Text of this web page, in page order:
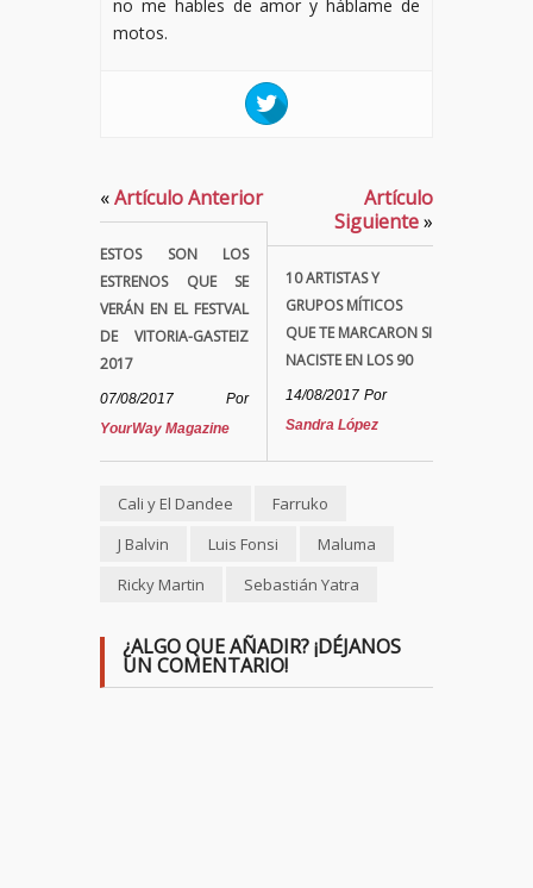
no me hables de amor y háblame de
motos.
«Artículo Anterior
ESTOS SON LOS
ESTRENOS QUE SE
VERÁN EN EL FESTVAL
DE VITORIA-GASTEIZ
2017
07/08/2017
Por
YourWay Magazine
Artículo
Siguiente»
10 ARTISTAS Y
GRUPOS MÍTICOS
QUE TE MARCARON SI
NACISTE EN LOS 90
14/08/2017 Por
Sandra López
Cali y El Dandee
Farruko
J Balvin
Luis Fonsi
Maluma
Ricky Martin
Sebastián Yatra
¿ALGO QUE AÑADIR? ¡DÉJANOS
UN COMENTARIO!